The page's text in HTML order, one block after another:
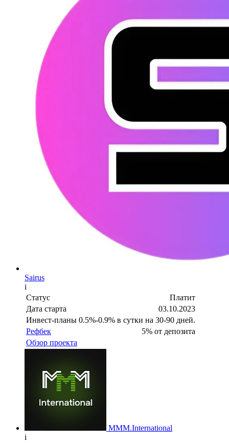
Sairus
i
Статус
Платит
Дата старта
03.10.2023
Инвест-планы 0.5%-0.9% в сутки на 30-90 дней.
Рефбек
5% от депозита
Обзор проекта
MMM.International
i